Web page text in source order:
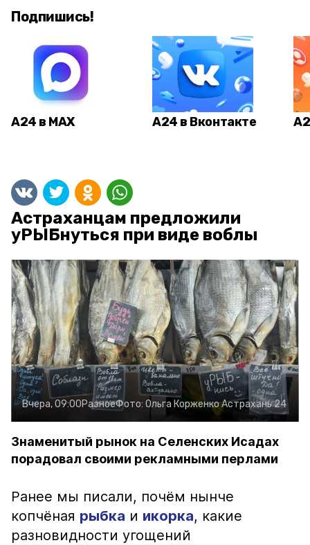
Подпишись!
А24 в MAX А24 в Вконтакте
Астраханцам предложили
уРЫБнуться при виде воблы
Вчера, 09:00РазноеФото: Ольга КорженкоАстрахань 24
Знаменитый рынок на Селенских Исадах
порадовал своими рекламными перлами
Ранее мы писали, почём нынче
копчёная рыбка и икорка, какие
разновидности угощений